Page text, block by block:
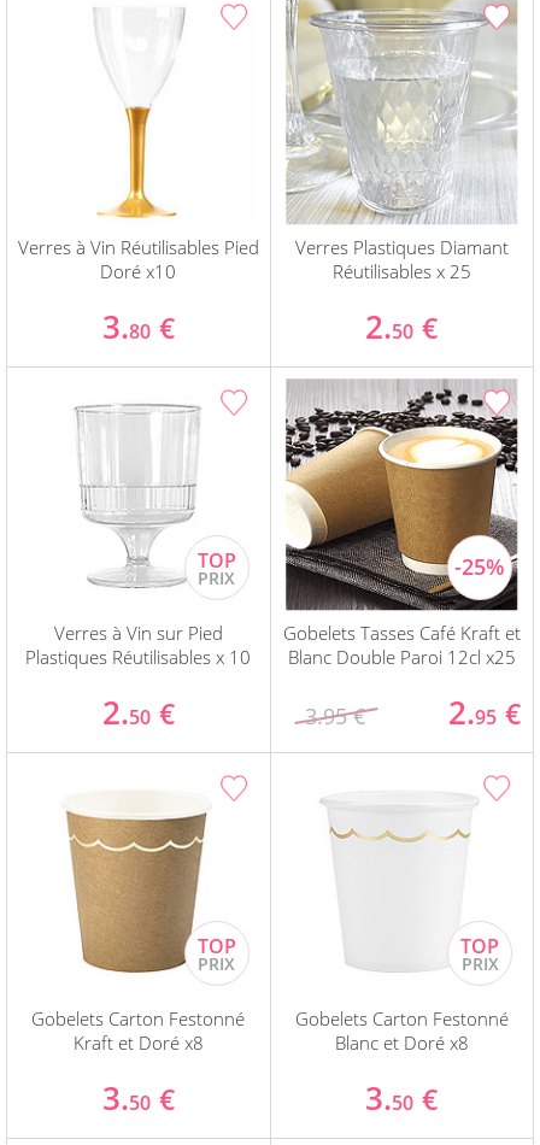
Verres à Vin Réutilisables Pied
Doré x10
3.80 €
Verres Plastiques Diamant
Réutilisables x 25
2.50 €
Verres à Vin sur Pied
Plastiques Réutilisables x 10
2.50 €
Gobelets Tasses Café Kraft et
Blanc Double Paroi 12cl x25
3.95 € 2.95 €
Gobelets Carton Festonné
Kraft et Doré x8
3.50 €
Gobelets Carton Festonné
Blanc et Doré x8
3.50 €